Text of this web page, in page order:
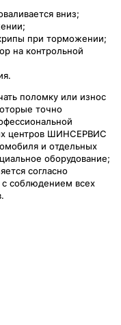
вниз;
при торможении;
на контрольной
поломку или износ
точно
центров ШИНСЕРВИС
и отдельных
оборудование;
согласно
соблюдением всех